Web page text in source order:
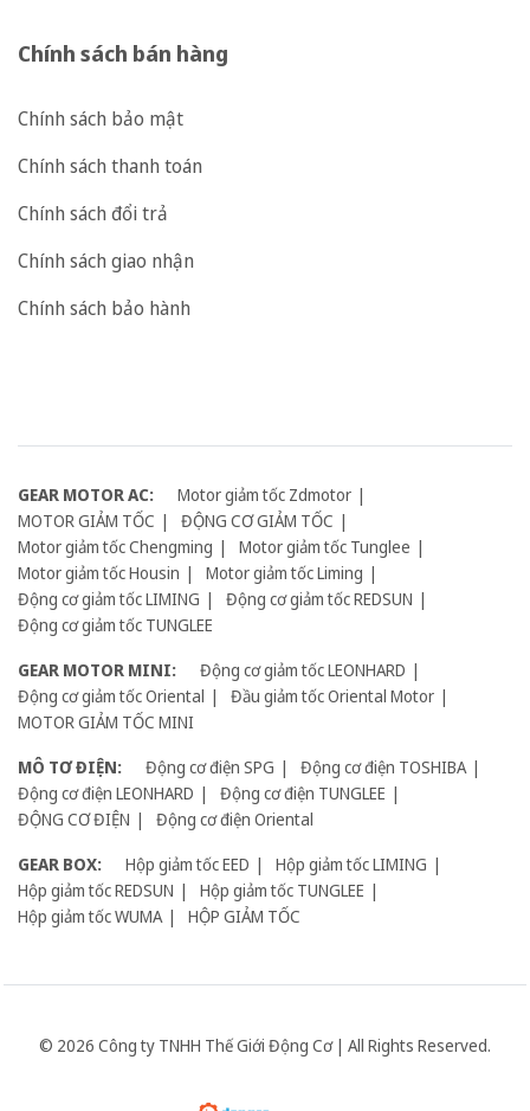
Chính sách bán hàng
Chính sách bảo mật
Chính sách thanh toán
Chính sách đổi trả
Chính sách giao nhận
Chính sách bảo hành
GEAR MOTOR AC:
Motor giảm tốc Zdmotor
MOTOR GIẢM TỐC
ĐỘNG CƠ GIẢM TỐC
Motor giảm tốc Chengming
Motor giảm tốc Tunglee
Motor giảm tốc Housin
Motor giảm tốc Liming
Động cơ giảm tốc LIMING
Động cơ giảm tốc REDSUN
Động cơ giảm tốc TUNGLEE
GEAR MOTOR MINI:
Động cơ giảm tốc LEONHARD
Động cơ giảm tốc Oriental
Đầu giảm tốc Oriental Motor
MOTOR GIẢM TỐC MINI
MÔ TƠ ĐIỆN:
Động cơ điện SPG
Động cơ điện TOSHIBA
Động cơ điện LEONHARD
Động cơ điện TUNGLEE
ĐỘNG CƠ ĐIỆN
Động cơ điện Oriental
GEAR BOX:
Hộp giảm tốc EED
Hộp giảm tốc LIMING
Hộp giảm tốc REDSUN
Hộp giảm tốc TUNGLEE
Hộp giảm tốc WUMA
HỘP GIẢM TỐC
© 2026 Công ty TNHH Thế Giới Động Cơ | All Rights Reserved.